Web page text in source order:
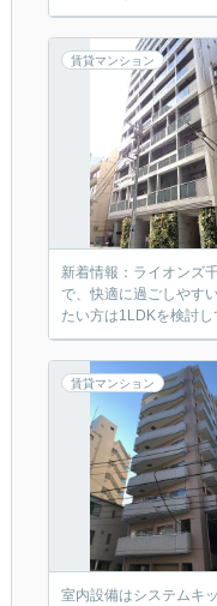
賃貸マンション
新着情報：ライオンズ
で、快適に過ごしやす
たい方は1LDKを検討
賃貸マンション
室内設備はシステムキ